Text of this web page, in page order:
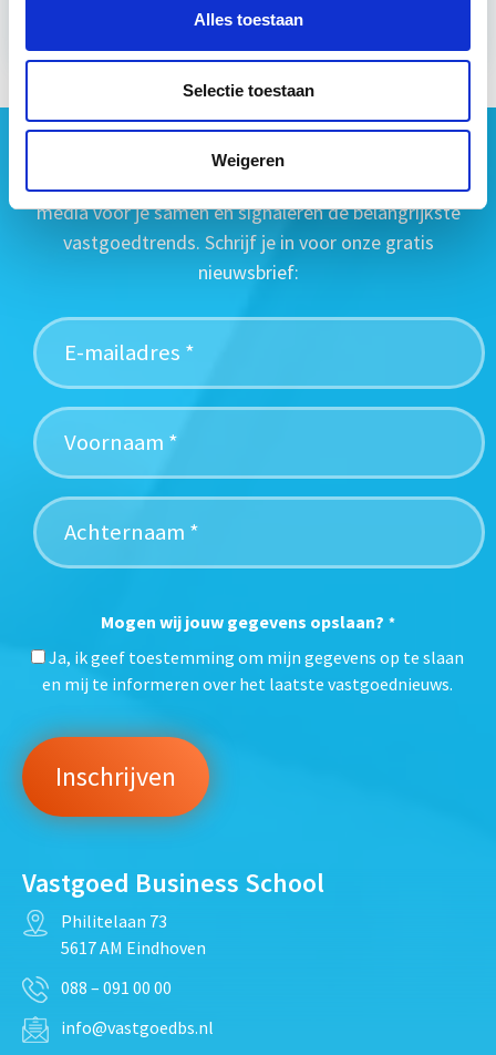
Alles toestaan
Selectie toestaan
Weigeren
media voor je samen en signaleren de belangrijkste
vastgoedtrends. Schrijf je in voor onze gratis
nieuwsbrief:
Mogen wij jouw gegevens opslaan? *
Ja, ik geef toestemming om mijn gegevens op te slaan
en mij te informeren over het laatste vastgoednieuws.
Vastgoed Business School
Philitelaan 73
5617 AM Eindhoven
088 – 091 00 00
info@vastgoedbs.nl